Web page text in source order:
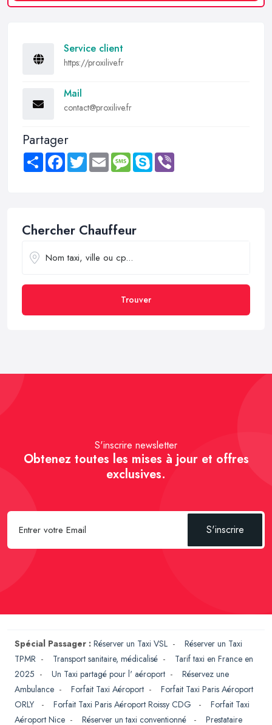
Service client
https://proxilive.fr
Mail
contact@proxilive.fr
Partager
Share FacebookTwitter Email MessageSkype
Chercher Chauffeur
Trouver
S'inscrire newsletter
Obtenez toutes les mises à jour et offres
exclusives.
S'inscrire
Spécial Passager : Réserver un Taxi VSL - Réserver un Taxi
TPMR - Transport sanitaire, médicalisé - Tarif taxi en France en
2025 - Un Taxi partagé pour l' aéroport - Réservez une
Ambulance - Forfait Taxi Aéroport - Forfait Taxi Paris Aéroport
ORLY
- Forfait Taxi Paris Aéroport Roissy CDG - Forfait Taxi
Aéroport Nice - Réserver un taxi conventionné - Prestataire